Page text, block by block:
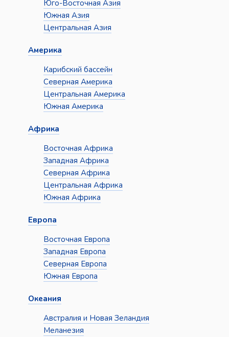
Юго-Восточная Азия
Южная Азия
Центральная Азия
Америка
Карибский бассейн
Северная Америка
Центральная Америка
Южная Америка
Африка
Восточная Африка
Западная Африка
Северная Африка
Центральная Африка
Южная Африка
Европа
Восточная Европа
Западная Европа
Северная Европа
Южная Европа
Океания
Австралия и Новая Зеландия
Меланезия